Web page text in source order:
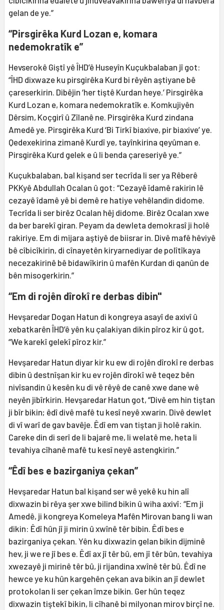
gelan de ye.”
“Pirsgirêka Kurd Lozan e, komara
nedemokratîk e”
Hevserokê Giştî yê ÎHD’ê Huseyîn Kuçukbalaban jî got:
“ÎHD dixwaze ku pirsgirêka Kurd bi rêyên aştiyane bê
çareserkirin. Dibêjin ‘her tiştê Kurdan heye.’ Pirsgirêka
Kurd Lozan e, komara nedemokratîk e. Komkujiyên
Dêrsim, Koçgirî û Zîlanê ne. Pirsgirêka Kurd zindana
Amedê ye. Pirsgirêka Kurd ‘Bi Tirkî biaxive, pir biaxive’ ye.
Qedexekirina zimanê Kurdî ye, tayînkirina qeyûman e.
Pirsgirêka Kurd gelek e û li benda çareseriyê ye.”
Kuçukbalaban, bal kişand ser tecrîda li ser ya Rêberê
PKKyê Abdullah Ocalan û got: “Cezayê îdamê rakirin lê
cezayê îdamê yê bi demê re hatiye vehêlandin didome.
Tecrîda li ser birêz Ocalan hêj didome. Birêz Ocalan xwe
da ber barekî giran. Peyam da dewleta demokrasî ji holê
rakiriye. Em di mijara aştiyê de biisrar in. Divê mafê hêviyê
bê cîbicîkirin, di cînayetên kiryarnediyar de polîtîkaya
necezakirinê bê bidawîkirin û mafên Kurdan di qanûn de
bên misogerkirin.”
“Em di rojên dîrokî re derbas dibin"
Hevşaredar Dogan Hatun di kongreya asayî de axivî û
xebatkarên ÎHD’ê yên ku çalakiyan dikin pîroz kir û got,
“We karekî gelekî pîroz kir.”
Hevşaredar Hatun diyar kir ku ew di rojên dîrokî re derbas
dibin û destnîşan kir ku ev rojên dîrokî wê teqez bên
nivîsandin û kesên ku di vê rêyê de canê xwe dane wê
neyên jibîrkirin. Hevşaredar Hatun got, “Divê em hin tiştan
ji bîr bikin; êdî divê mafê tu kesî neyê xwarin. Divê dewlet
di vî warî de gav bavêje. Êdî em van tiştan ji holê rakin.
Careke din di serî de li bajarê me, li welatê me, heta li
tevahiya cîhanê mafê tu kesî neyê astengkirin.”
“Êdî bes e bazirganiya çekan”
Hevşaredar Hatun bal kişand ser wê yekê ku hin alî
dixwazin bi rêya şer xwe bilind bikin û wiha axivî: “Em ji
Amedê, ji kongreya Komeleya Mafên Mirovan bang li wan
dikin: Êdî hûn jî ji mirin û xwînê têr bibin. Êdî bes e
bazirganiya çekan. Yên ku dixwazin gelan bikin dijminê
hev, ji we re jî bes e. Êdî ax jî têr bû, em jî têr bûn, tevahiya
xwezayê ji mirinê têr bû, ji rijandina xwînê têr bû. Êdî ne
hewce ye ku hûn kargehên çekan ava bikin an jî dewlet
protokolan li ser çekan îmze bikin. Ger hûn teqez
dixwazin tiştekî bikin, li cîhanê bi milyonan mirov birçî ne.